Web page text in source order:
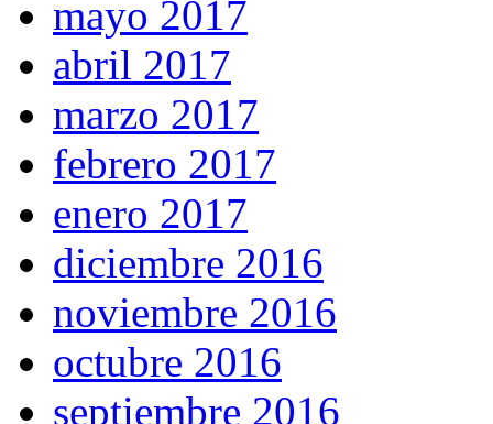
mayo 2017
abril 2017
marzo 2017
febrero 2017
enero 2017
diciembre 2016
noviembre 2016
octubre 2016
septiembre 2016